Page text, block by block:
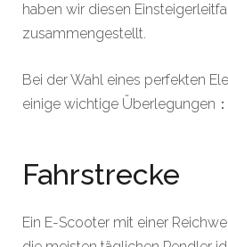
haben wir diesen
zusammengestellt.
Bei der Wahl eines perfekten
einige wichtige Überlegungen：
Fahrstrecke
Ein E-Scooter mit einer